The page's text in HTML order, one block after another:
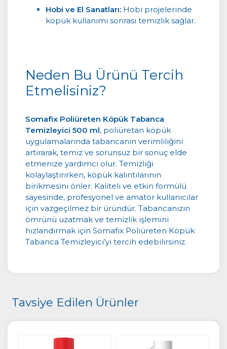
Hobi ve El Sanatları: Hobi projelerinde
köpük kullanımı sonrası temizlik sağlar.
Neden Bu Ürünü Tercih
Etmelisiniz?
Somafix Poliüreten Köpük Tabanca
Temizleyici 500 ml, poliüretan köpük
uygulamalarında tabancanın verimliliğini
artırarak, temiz ve sorunsuz bir sonuç elde
etmenize yardımcı olur. Temizliği
kolaylaştırırken, köpük kalıntılarının
birikmesini önler. Kaliteli ve etkin formülü
sayesinde, profesyonel ve amatör kullanıcılar
için vazgeçilmez bir üründür. Tabancanızın
ömrünü uzatmak ve temizlik işlemini
hızlandırmak için Somafix Poliüreten Köpük
Tabanca Temizleyici’yi tercih edebilirsiniz.
Tavsiye Edilen Ürünler